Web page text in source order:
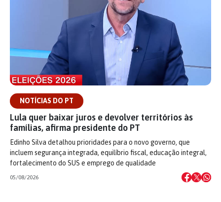
NOTÍCIAS DO PT
Lula quer baixar juros e devolver territórios às
famílias, afirma presidente do PT
Edinho Silva detalhou prioridades para o novo governo, que
incluem segurança integrada, equilíbrio fiscal, educação integral,
fortalecimento do SUS e emprego de qualidade
05/08/2026